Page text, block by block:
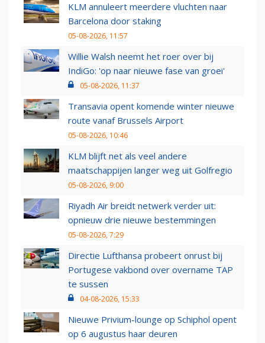
KLM annuleert meerdere vluchten naar
Barcelona door staking
05-08-2026, 11:57
Willie Walsh neemt het roer over bij
IndiGo: 'op naar nieuwe fase van groei'
05-08-2026, 11:37
Transavia opent komende winter nieuwe
route vanaf Brussels Airport
05-08-2026, 10:46
KLM blijft net als veel andere
maatschappijen langer weg uit Golfregio
05-08-2026, 9:00
Riyadh Air breidt netwerk verder uit:
opnieuw drie nieuwe bestemmingen
05-08-2026, 7:29
Directie Lufthansa probeert onrust bij
Portugese vakbond over overname TAP
te sussen
04-08-2026, 15:33
Nieuwe Privium-lounge op Schiphol opent
op 6 augustus haar deuren